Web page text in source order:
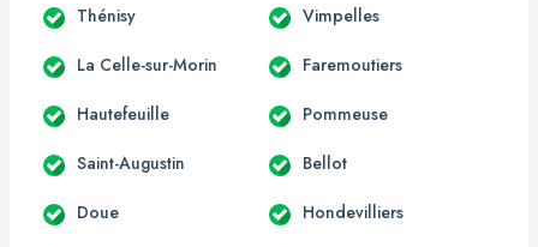
Thénisy Vimpelles
La Celle-sur-Morin Faremoutiers
Hautefeuille Pommeuse
Saint-Augustin Bellot
Doue Hondevilliers